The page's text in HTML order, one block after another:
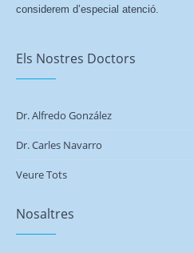
considerem d’especial atenció.
Els Nostres Doctors
Dr. Alfredo González
Dr. Carles Navarro
Veure Tots
Nosaltres